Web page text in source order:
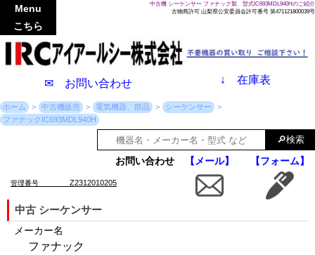
中古機 シーケンサー ファナック製、型式IC693MDL940Hのご紹介
古物商許可 山梨県公安委員会許可番号 第471121800039号
✉ お問い合わせ ↓ 在庫表
Menu
こちら
ホーム 中古機販売 電気機器、部品
シーケンサー
ファナックIC693MDL940H
お問い合わせ 【メール】 【フォーム】
管理番号 Z2312010205
中古 シーケンサー
メーカー名
ファナック